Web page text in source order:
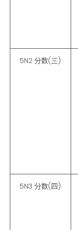
5N2 分数(三)
5N3 分数(四)